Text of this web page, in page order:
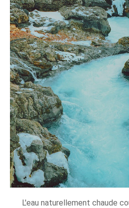
L'eau naturellement chaude